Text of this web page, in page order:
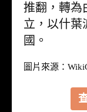
推翻，轉為
立，以什葉
國。
圖片來源：